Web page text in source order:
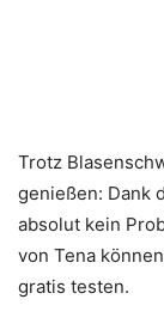
Trotz
genießen: Dank
absolut kein
von Tena
gratis testen.